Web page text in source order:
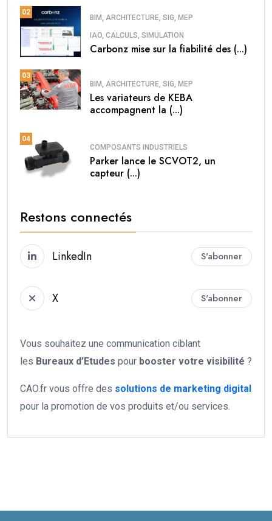
02
BIM, ARCHITECTURE, SIG, MEP
IAO, CALCULS, SIMULATION
Carbonz mise sur la fiabilité des (...)
03
BIM, ARCHITECTURE, SIG, MEP
Les variateurs de KEBA
accompagnent la (...)
04
COMPOSANTS INDUSTRIELS
Parker lance le SCVOT2, un
capteur (...)
Restons connectés
LinkedIn S'abonner
X S'abonner
Vous souhaitez une communication ciblant
les Bureaux d’Etudes pour booster votre visibilité ?
CAO.fr vous offre des solutions de marketing digital
pour la promotion de vos produits et/ou services.